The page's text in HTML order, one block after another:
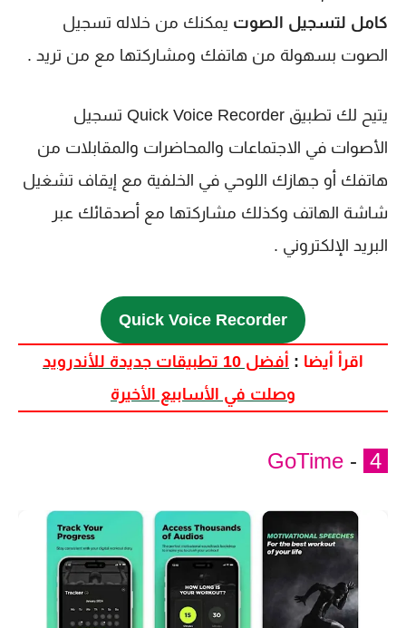
كامل لتسجيل الصوت يمكنك من خلاله تسجيل
الصوت بسهولة من هاتفك ومشاركتها مع من تريد .
يتيح لك تطبيق Quick Voice Recorder تسجيل
الأصوات في الاجتماعات والمحاضرات والمقابلات من
هاتفك أو جهازك اللوحي في الخلفية مع إيقاف تشغيل
شاشة الهاتف وكذلك مشاركتها مع أصدقائك عبر
البريد الإلكتروني .
Quick Voice Recorder
اقرأ أيضا :
أفضل 10 تطبيقات جديدة للأندرويد
وصلت في الأسابيع الأخيرة
-
GoTime